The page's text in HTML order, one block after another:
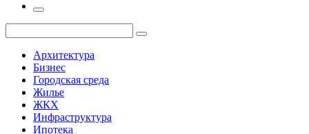
Архитектура
Бизнес
Городская среда
Жилье
ЖКХ
Инфраструктура
Ипотека